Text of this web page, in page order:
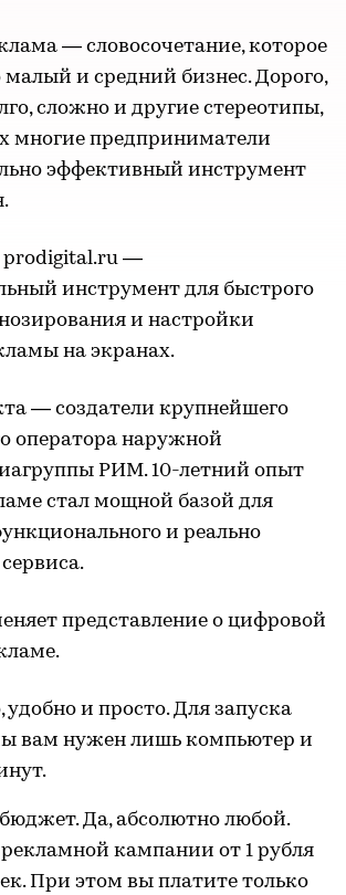
― словосочетание, которое
малый и средний бизнес. Дорого,
сложно и другие стереотипы,
многие предприниматели
эффективный инструмент
prodigital.ru ―
инструмент для быстрого
и настройки
на экранах.
― создатели крупнейшего
оператора наружной
РИМ. 10-летний опыт
стал мощной базой для
и реально
представление о цифровой
удобно и просто. Для запуска
вам нужен лишь компьютер и
Да, абсолютно любой.
кампании от 1 рубля
При этом вы платите только